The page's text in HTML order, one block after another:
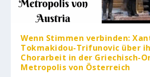
Wenn Stimmen verbinden:
Tokmakidou-Trifunovic über
Chorarbeit in der Griechisch-
Metropolis von Österreich